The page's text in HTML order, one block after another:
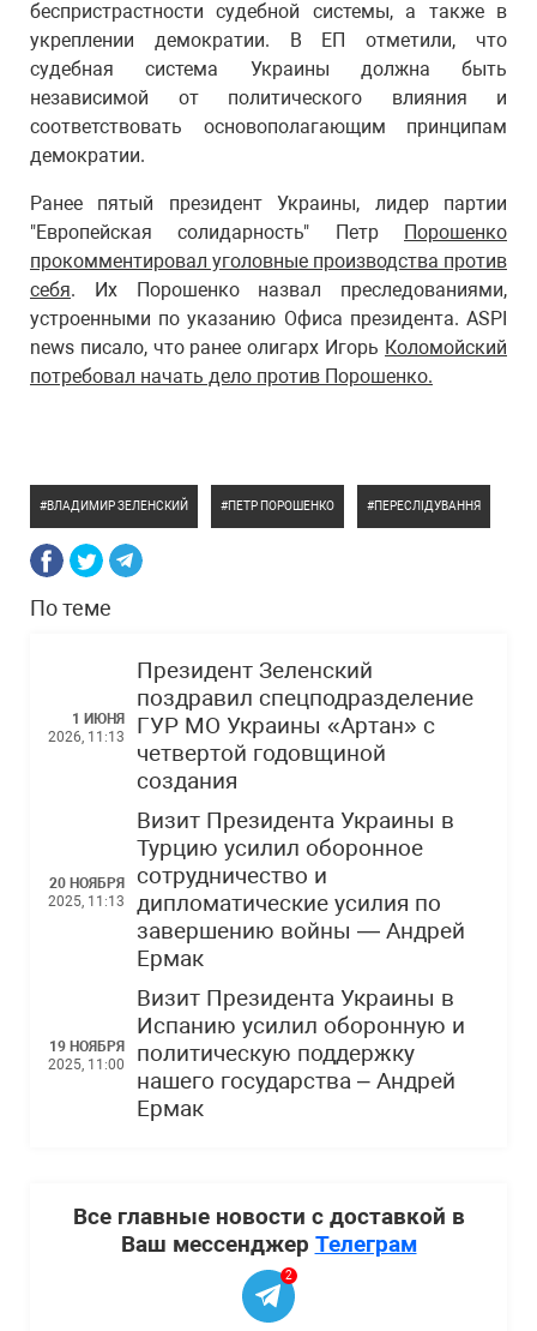
беспристрастности судебной системы, а также в
укреплении демократии. В ЕП отметили, что
судебная система Украины должна быть
независимой от политического влияния и
соответствовать основополагающим принципам
демократии.
Ранее пятый президент Украины, лидер партии
"Европейская солидарность" Петр Порошенко
прокомментировал уголовные производства против
себя. Их Порошенко назвал преследованиями,
устроенными по указанию Офиса президента. ASPI
news писало, что ранее олигарх Игорь Коломойский
потребовал начать дело против Порошенко.
ВЛАДИМИР ЗЕЛЕНСКИЙ ПЕТР ПОРОШЕНКО ПЕРЕСЛІДУВАННЯ
По теме
1 ИЮНЯ
2026, 11:13
Президент Зеленский
поздравил спецподразделение
ГУР МО Украины «Артан» с
четвертой годовщиной
создания
20 НОЯБРЯ
2025, 11:13
Визит Президента Украины в
Турцию усилил оборонное
сотрудничество и
дипломатические усилия по
завершению войны — Андрей
Ермак
19 НОЯБРЯ
2025, 11:00
Визит Президента Украины в
Испанию усилил оборонную и
политическую поддержку
нашего государства – Андрей
Ермак
Все главные новости с доставкой в
Ваш мессенджер Телеграм
2